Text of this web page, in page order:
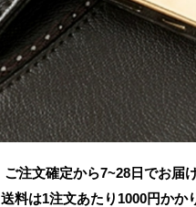
ご注文確定から7~28日でお届
送料は1注文あたり 1000円かか